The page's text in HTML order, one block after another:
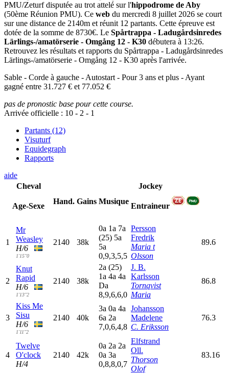
PMU/Zeturf disputée au trot attelé sur l'hippodrome de Aby
(50ème Réunion PMU). Ce web du mercredi 8 juillet 2026 se court
sur une distance de 2140m et réunit 12 partants. Cette épreuve est
dotée de la somme de 8730€. Le Spårtrappa - Ladugårdsinredes
Lärlings-/amatörserie - Omgång 12 - K30 débutera à 13:26.
Retrouvez les résultats et rapports du Spårtrappa - Ladugårdsinredes
Lärlings-/amatörserie - Omgång 12 - K30 après l'arrivée.
Sable - Corde à gauche - Autostart - Pour 3 ans et plus - Ayant
gagné entre 31.727 € et 77.052 €
pas de pronostic base pour cette course.
Arrivée officielle : 10 - 2 - 1
Partants (12)
Visuturf
Equidegraph
Rapports
aide
Cheval
Age-Sexe
Hand. Gains Musique
Jockey
Entraineur
1
Mr
Weasley
H/6
1'15"0
2140 38k
0a 1a 7a
(25) 5a
5a
0,9,3,5,5
Persson
Fredrik
Maria t
Olsson
89.6
2
Knut
Rapid
H/6
1'13"2
2140 38k
2a (25)
1a 4a 4a
Da
8,9,6,6,0
J. B.
Karlsson
Tornqvist
Maria
86.8
3
Kiss Me
Sisu
H/6
1'11"2
2140 40k
3a 0a 4a
6a 2a
7,0,6,4,8
Johansson
Madelene
C. Eriksson
76.3
4
Twelve
O'clock
H/4
2140 42k
0a 2a 2a
0a 3a
0,8,8,0,7
Elfstrand
Oll.
Thorson
Olof
83.16